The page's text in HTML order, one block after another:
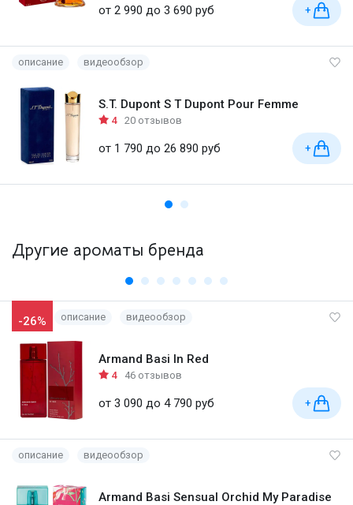
от 2 990 до 3 690 руб +
описание видеообзор
S.T. Dupont S T Dupont Pour Femme
4 20 отзывов
от 1 790 до 26 890 руб +
Другие ароматы бренда
-26% описание видеообзор
Armand Basi In Red
4 46 отзывов
от 3 090 до 4 790 руб +
описание видеообзор
Armand Basi Sensual Orchid My Paradise